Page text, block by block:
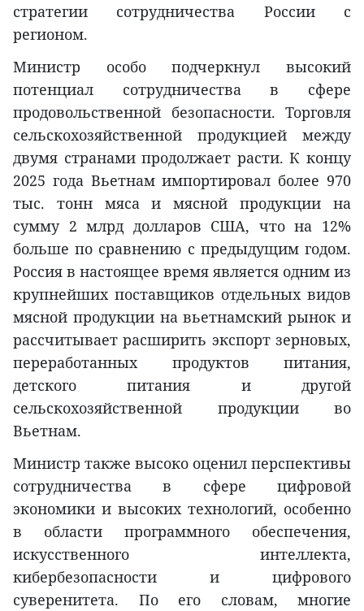
стратегии сотрудничества России с
регионом.
Министр особо подчеркнул высокий
потенциал сотрудничества в сфере
продовольственной безопасности. Торговля
сельскохозяйственной продукцией между
двумя странами продолжает расти. К концу
2025 года Вьетнам импортировал более 970
тыс. тонн мяса и мясной продукции на
сумму 2 млрд долларов США, что на 12%
больше по сравнению с предыдущим годом.
Россия в настоящее время является одним из
крупнейших поставщиков отдельных видов
мясной продукции на вьетнамский рынок и
рассчитывает расширить экспорт зерновых,
переработанных продуктов питания,
детского питания и другой
сельскохозяйственной продукции во
Вьетнам.
Министр также высоко оценил перспективы
сотрудничества в сфере цифровой
экономики и высоких технологий, особенно
в области программного обеспечения,
искусственного интеллекта,
кибербезопасности и цифрового
суверенитета. По его словам, многие